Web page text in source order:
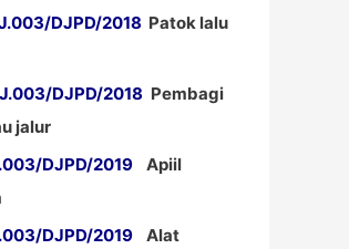
DJPD/2018 Patok lalu
DJPD/2018 Pembagi
jalur
DJPD/2019 Apiil
DJPD/2019 Alat